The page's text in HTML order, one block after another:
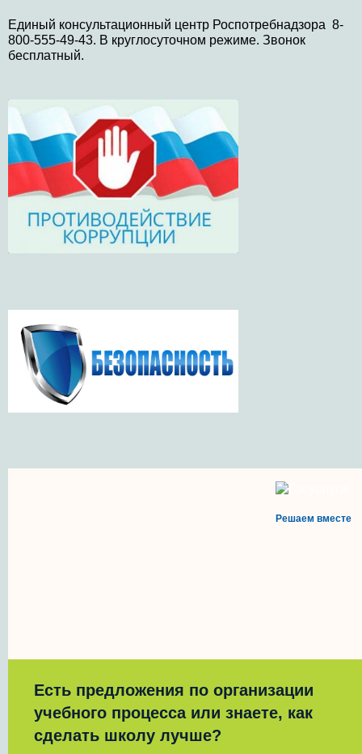
Единый консультационный центр Роспотребнадзора 8-
800-555-49-43. В круглосуточном режиме. Звонок
бесплатный.
Решаем вместе
Есть предложения по организации
учебного процесса или знаете, как
сделать школу лучше?